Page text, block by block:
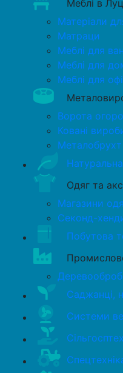
Меблі в
Матеріали
Матраци
Меблі для
Меблі для
Меблі для
Ворота
Ковані
Одяг та
Магазини
Секонд-
Побутова
Саджанці,
Системи